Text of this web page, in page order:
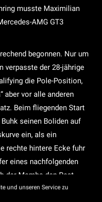
und unseren Service zu
musste Maximilian
AMG GT3
begonnen. Nur um
verpasste der 28-jährige
die Pole-Position,
aber vor alle anderen
Beim fliegenden Start
seinen Boliden auf
ein, als ein
rechte hintere Ecke fuhr
eines nachfolgenden
der Mamba den Rest.
Herrn hatte ich dieses